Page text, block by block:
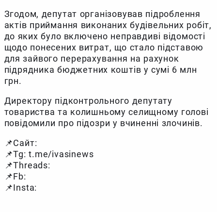
Згодом, депутат організовував підроблення
актів приймання виконаних будівельних робіт,
до яких було включено неправдиві відомості
щодо понесених витрат, що стало підставою
для зайвого перерахування на рахунок
підрядника бюджетних коштів у сумі 6 млн
грн.
Директору підконтрольного депутату
товариства та колишньому селищному голові
повідомили про підозри у вчиненні злочинів.
📌Сайт:
📌Tg: t.me/ivasinews
📌Threads:
📌Fb:
📌Insta: